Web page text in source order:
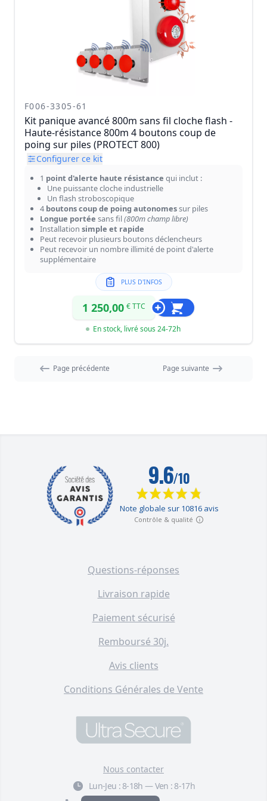
F006-3305-61
Kit panique avancé 800m sans fil cloche flash -
Haute-résistance 800m 4 boutons coup de
poing sur piles (PROTECT 800)
Configurer ce kit
1 point d'alerte haute résistance qui inclut :
Une puissante cloche industrielle
Un flash stroboscopique
4 boutons coup de poing autonomessur piles
Longue portée sans fil(800m champ libre)
Installation simple et rapide
Peut recevoir plusieurs boutons déclencheurs
Peut recevoir un nombre illimité de point d'alerte
supplémentaire
PLUS D'INFOS
1 250,00 € TTC
En stock, livré sous 24-72h
Page précédente Page suivante
Questions-réponses
Livraison rapide
Paiement sécurisé
Remboursé 30j.
Avis clients
Conditions Générales de Vente
Nous contacter
Lun-Jeu : 8-18h —Ven : 8-17h